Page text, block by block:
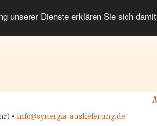
unserer Dienste erklären Sie sich
• info@synergia-auslieferung.de